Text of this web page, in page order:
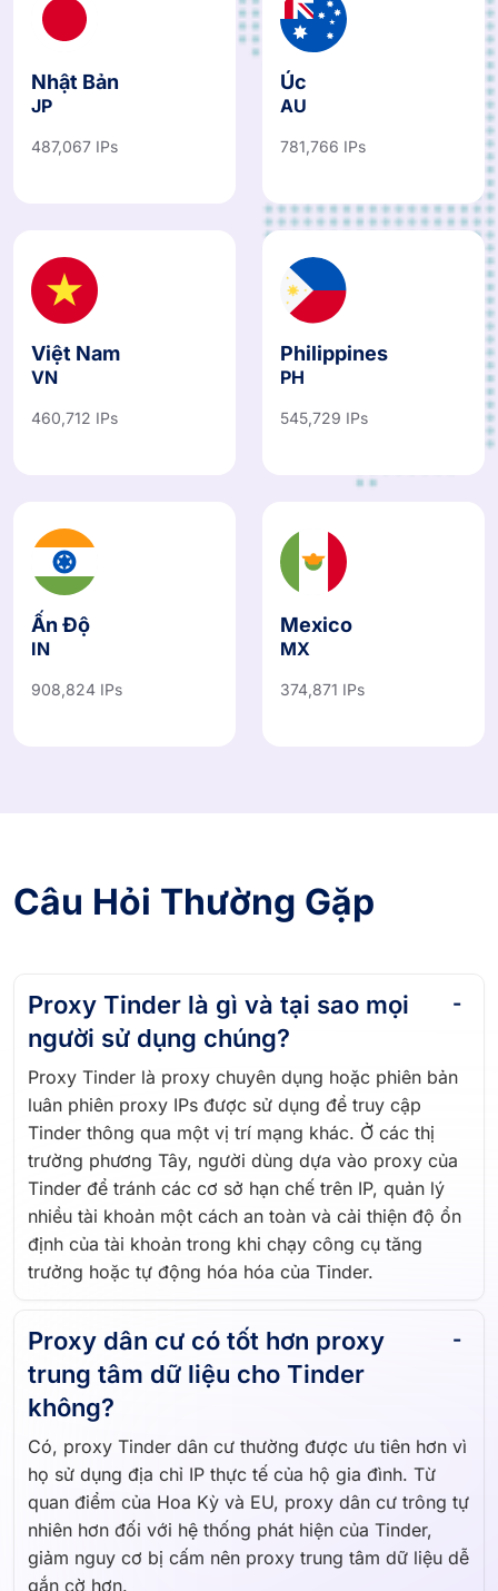
Nhật Bản
JP
487,067 IPs
Úc
AU
781,766 IPs
Việt Nam
VN
460,712 IPs
Philippines
PH
545,729 IPs
Ấn Độ
IN
908,824 IPs
Mexico
MX
374,871 IPs
Câu Hỏi Thường Gặp
Proxy Tinder là gì và tại sao mọi
người sử dụng chúng?
Proxy Tinder là proxy chuyên dụng hoặc phiên bản
luân phiên proxy IPs được sử dụng để truy cập
Tinder thông qua một vị trí mạng khác. Ở các thị
trường phương Tây, người dùng dựa vào proxy của
Tinder để tránh các cơ sở hạn chế trên IP, quản lý
nhiều tài khoản một cách an toàn và cải thiện độ ổn
định của tài khoản trong khi chạy công cụ tăng
trưởng hoặc tự động hóa hóa của Tinder.
Proxy dân cư có tốt hơn proxy
trung tâm dữ liệu cho Tinder
không?
Có, proxy Tinder dân cư thường được ưu tiên hơn vì
họ sử dụng địa chỉ IP thực tế của hộ gia đình. Từ
quan điểm của Hoa Kỳ và EU, proxy dân cư trông tự
nhiên hơn đối với hệ thống phát hiện của Tinder,
giảm nguy cơ bị cấm nên proxy trung tâm dữ liệu dễ
gắn cờ hơn.